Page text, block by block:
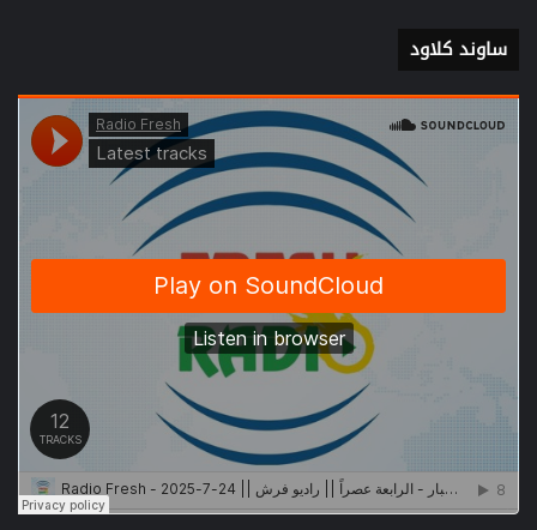
ساوند كلاود